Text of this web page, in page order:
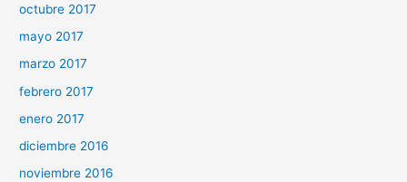
octubre 2017
mayo 2017
marzo 2017
febrero 2017
enero 2017
diciembre 2016
noviembre 2016